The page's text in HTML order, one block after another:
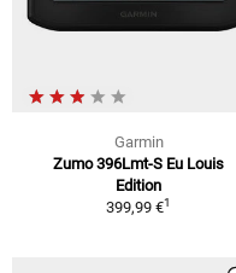
Garmin
Zumo 396Lmt-S Eu Louis
Edition
399,99 €1